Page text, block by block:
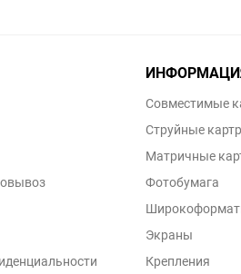
Совместимые
Струйные
Матричные
Фотобумага
Экраны
Крепления